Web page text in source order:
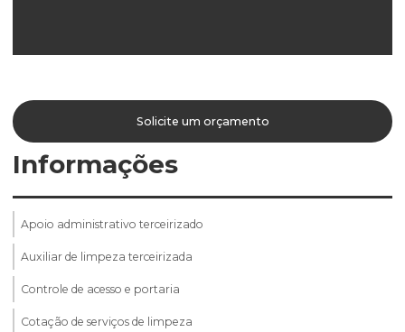
Solicite um orçamento
Informações
Apoio administrativo terceirizado
Auxiliar de limpeza terceirizada
Controle de acesso e portaria
Cotação de serviços de limpeza